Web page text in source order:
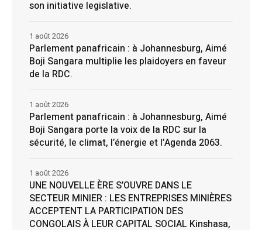
son initiative legislative.
Parlement panafricain : à Johannesburg, Aimé
Boji Sangara multiplie les plaidoyers en faveur
de la RDC.
1 août 2026
Parlement panafricain : à Johannesburg, Aimé
Boji Sangara porte la voix de la RDC sur la
sécurité, le climat, l’énergie et l’Agenda 2063.
1 août 2026
UNE NOUVELLE ÈRE S’OUVRE DANS LE
SECTEUR MINIER : LES ENTREPRISES MINIÈRES
ACCEPTENT LA PARTICIPATION DES
CONGOLAIS À LEUR CAPITAL SOCIAL Kinshasa,
1 août 2026